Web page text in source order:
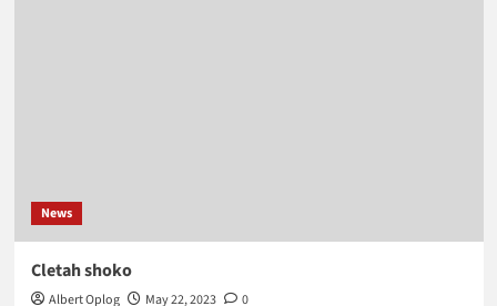
News
Cletah shoko
Albert Oplog May 22, 2023 0